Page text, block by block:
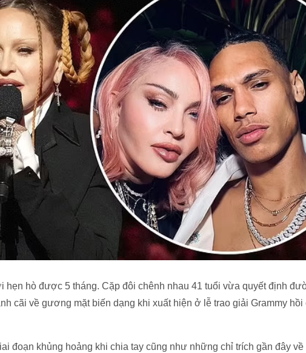
hẹn hò được 5 tháng. Cặp đôi chênh nhau 41 tuổi vừa quyết định
cãi về gương mặt biến dạng khi xuất hiện ở lễ trao giải Grammy hồi
đoạn khủng hoảng khi chia tay cũng như những chỉ trích gần đây về